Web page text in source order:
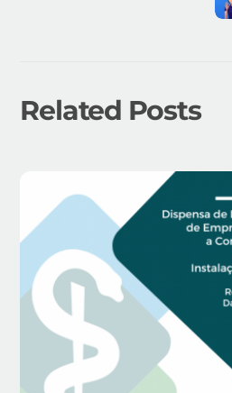
Related Posts